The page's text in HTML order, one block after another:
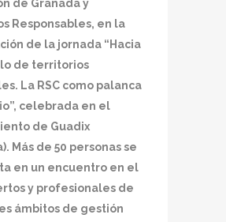
de Granada y
Responsables, en la
de la jornada “Hacia
de territorios
La RSC como palanca
celebrada en el
de Guadix
Más de 50 personas se
en un encuentro en el
y profesionales de
ámbitos de gestión